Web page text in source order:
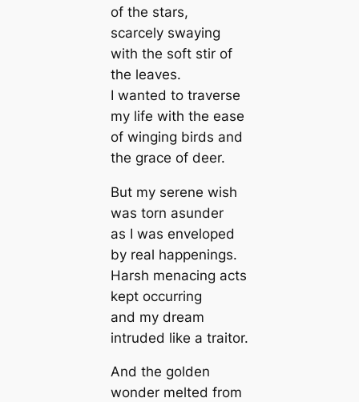
of the stars,
scarcely swaying
with the soft stir of
the leaves.
I wanted to traverse
my life with the ease
of winging birds and
the grace of deer.
But my serene wish
was torn asunder
as I was enveloped
by real happenings.
Harsh menacing acts
kept occurring
and my dream
intruded like a traitor.
And the golden
wonder melted from